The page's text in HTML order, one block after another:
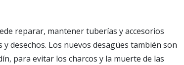
reparar, mantener tuberías y accesorios
desechos. Los nuevos desagües también son
para evitar los charcos y la muerte de las